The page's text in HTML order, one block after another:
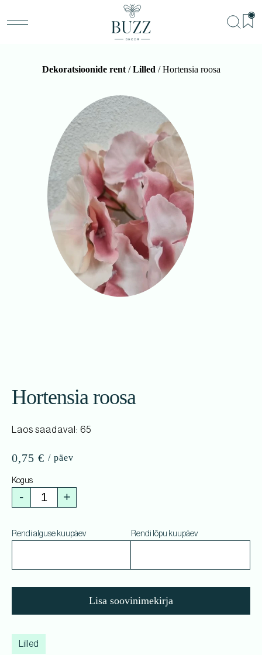
Dekoratsioonide rent/Lilled / Hortensia roosa
Hortensia roosa
Laos saadaval: 65
0,75 €
- +
Rendi alguse kuupäev Rendi lõpu kuupäev
Lisa soovinimekirja
Lilled